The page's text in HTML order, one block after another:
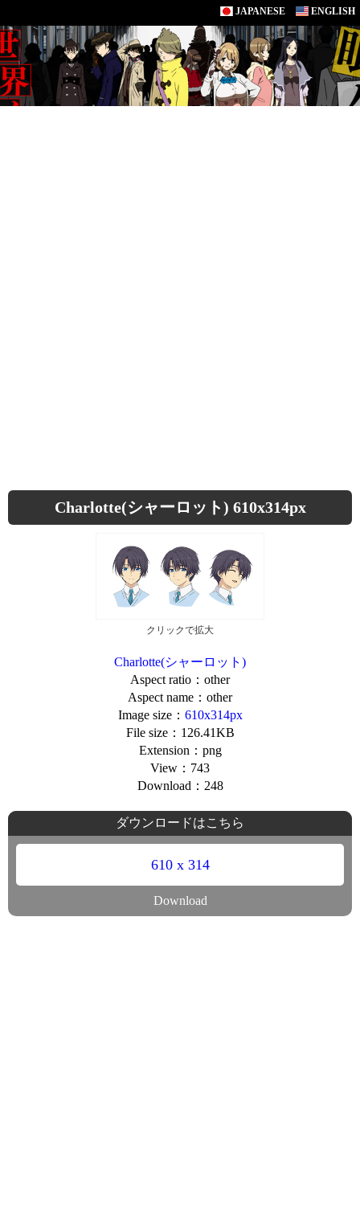
JAPANESE ENGLISH
Charlotte(シャーロット) 610x314px
クリックで拡大
Charlotte(シャーロット)
Aspect ratio：other
Aspect name：other
Image size： 610x314px
File size：126.41KB
Extension：png
View：743
Download：248
ダウンロードはこちら
610 x 314
Download